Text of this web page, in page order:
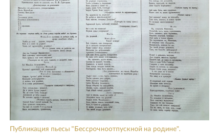
Публикация пьесы "Бессрочноотпускной на родине".